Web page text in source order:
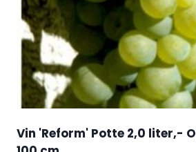
Vin 'Reform' Potte 2,0 liter,-